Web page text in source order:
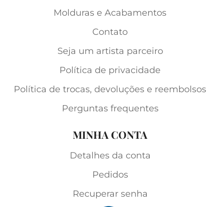
Molduras e Acabamentos
Contato
Seja um artista parceiro
Política de privacidade
Política de trocas, devoluções e reembolsos
Perguntas frequentes
MINHA CONTA
Detalhes da conta
Pedidos
Recuperar senha